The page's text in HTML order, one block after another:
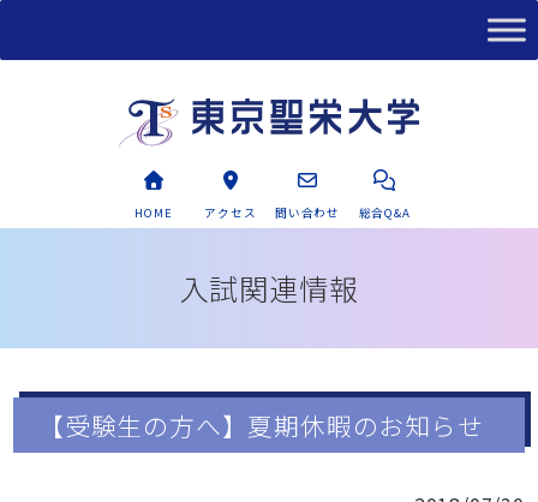
HOME アクセス 問い合わせ 総合Q&A
入試関連情報
【受験生の方へ】夏期休暇のお知らせ